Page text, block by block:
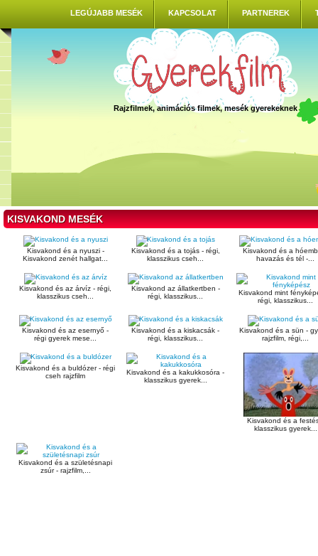
LEGÚJABB MESÉK KAPCSOLAT PARTNEREK
Rajzfilmek, animációs filmek, mesék gyerekeknek
KISVAKOND MESÉK
Kisvakond és a nyuszi -
Kisvakond zenét hallgat...
Kisvakond és a tojás - régi,
klasszikus cseh...
Kisvakond és a
havazás és tél -...
Kisvakond és az árvíz - régi,
klasszikus cseh...
Kisvakond az állatkertben -
régi, klasszikus...
Kisvakond mint
régi, klasszikus...
Kisvakond és az esernyő -
régi gyerek mese...
Kisvakond és a kiskacsák -
régi, klasszikus...
Kisvakond és a sün -
rajzfilm, régi,...
Kisvakond és a buldózer - régi
cseh rajzfilm
Kisvakond és a kakukkosóra -
klasszikus gyerek...
Kisvakond és a
klasszikus gyerek...
Kisvakond és a születésnapi
zsúr - rajzfilm,...